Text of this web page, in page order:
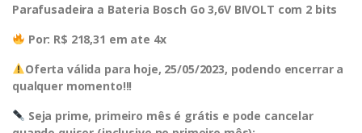
Parafusadeira a Bateria Bosch Go 3,6V BIVOLT com 2 bits
Por: R$ 218,31 em ate 4x
Oferta válida para hoje, 25/05/2023, podendo encerrar a
qualquer momento!!!
Seja prime, primeiro mês é grátis e pode cancelar